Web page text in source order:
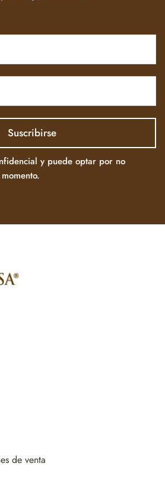
y puede optar por no
de venta